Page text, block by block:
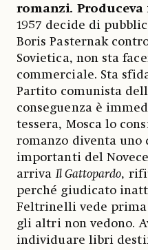
romanzi.
1957 decide di
Boris Pasternak
Sovietica, non sta
commerciale. Sta
Partito comunista
conseguenza è
tessera, Mosca lo
romanzo diventa
importanti del
arrivaIl Gattopardo,
perché giudicato
Feltrinelli vede
gli altri non vedono.
individuare libri